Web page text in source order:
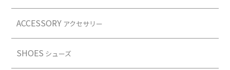
ACCESSORY アクセサリー
SHOES シューズ